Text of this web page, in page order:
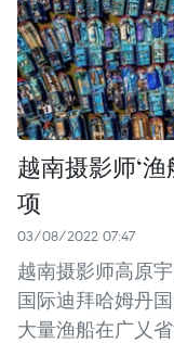
越南摄影师‘
项
03/08/2022 07:47
越南摄影师高原
国际迪拜哈姆丹
大量渔船在广乂